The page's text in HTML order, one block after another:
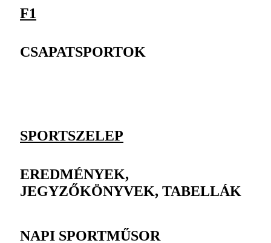
F1
CSAPATSPORTOK
SPORTSZELEP
EREDMÉNYEK,
JEGYZŐKÖNYVEK, TABELLÁK
NAPI SPORTMŰSOR